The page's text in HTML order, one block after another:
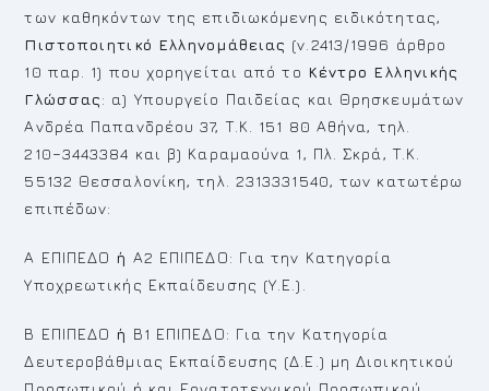
των καθηκόντων της επιδιωκόμενης ειδικότητας,
Πιστοποιητικό Ελληνομάθειας (ν.2413/1996 άρθρο
10 παρ. 1) που χορηγείται από το Κέντρο Ελληνικής
Γλώσσας: α) Υπουργείο Παιδείας και Θρησκευμάτων
Ανδρέα Παπανδρέου 37, Τ.Κ. 151 80 Αθήνα, τηλ.
210−3443384 και β) Καραμαούνα 1, Πλ. Σκρά, Τ.Κ.
55132 Θεσσαλονίκη, τηλ. 2313331540, των κατωτέρω
επιπέδων:
Α ΕΠΙΠΕΔΟ ή Α2 ΕΠΙΠΕΔΟ: Για την Κατηγορία
Υποχρεωτικής Εκπαίδευσης (Υ.Ε.).
Β ΕΠΙΠΕΔΟ ή Β1 ΕΠΙΠΕΔΟ: Για την Κατηγορία
Δευτεροβάθμιας Εκπαίδευσης (Δ.Ε.) μη Διοικητικού